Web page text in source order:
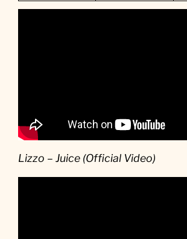
Lizzo – Juice (Official Video)